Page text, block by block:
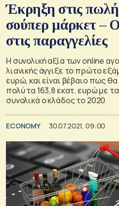
Έκρηξη στις
σούπερ μάρκετ –
στις παραγγελίες
Η συνολική αξία των online
λιανικής άγγιξε το πρώτο
ευρώ, και είναι βέβαιο πως
πολύ τα 163,8 εκατ. ευρώ με
συνολικά ο κλάδος το 2020
ECONOMY 30.07.2021, 09:00